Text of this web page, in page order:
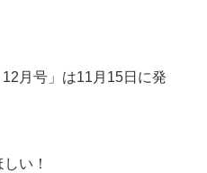
月号」は11月15日に発
い！